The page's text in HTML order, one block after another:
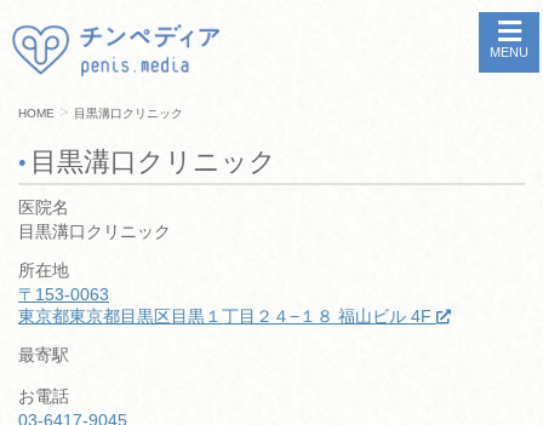
MENU
HOME > 目黒溝口クリニック
目黒溝口クリニック
医院名
目黒溝口クリニック
所在地
〒153-0063
東京都東京都目黒区目黒１丁目２４−１８ 福山ビル 4F
最寄駅
お電話
03-6417-9045